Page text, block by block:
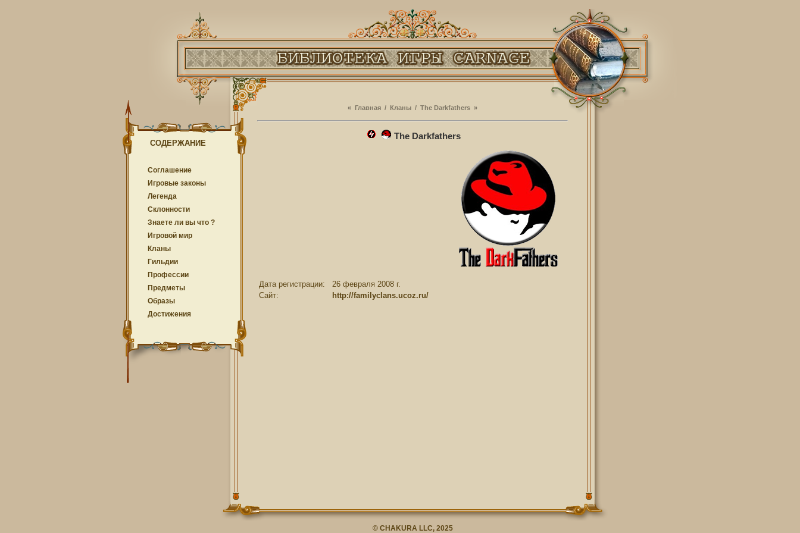
СОДЕРЖАНИЕ
Соглашение
Игровые законы
Легенда
Cклонности
Знаете ли вы что ?
Игровой мир
Кланы
Гильдии
Профессии
Предметы
Образы
Достижения
« Главная / Кланы / The Darkfathers »
The Darkfathers
Дата регистрации:
26 февраля 2008 г.
Сайт:
http://familyclans.ucoz.ru/
© CHAKURA LLC, 2025